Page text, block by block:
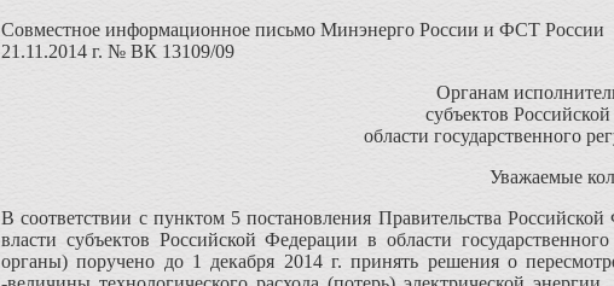
Совместное информационное письмо Минэнерго России и ФСТ России
21.11.2014 г. № ВК 13109/09
Органам
субъектов
области государственного
Уважаемые
В соответствии с пунктом 5 постановления Правительства
власти субъектов Российской Федерации в области
органы) поручено до 1 декабря 2014 г. принять решения о